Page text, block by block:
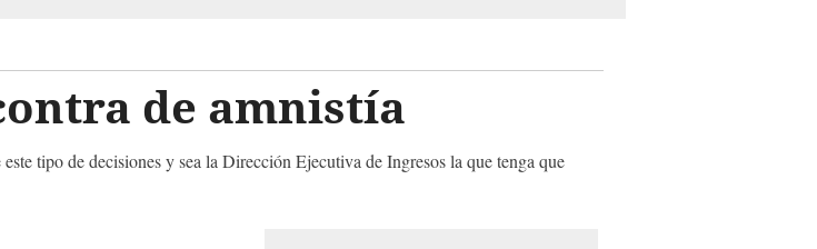
de amnistía
tipo de decisiones y sea la Dirección Ejecutiva de Ingresos la que tenga que